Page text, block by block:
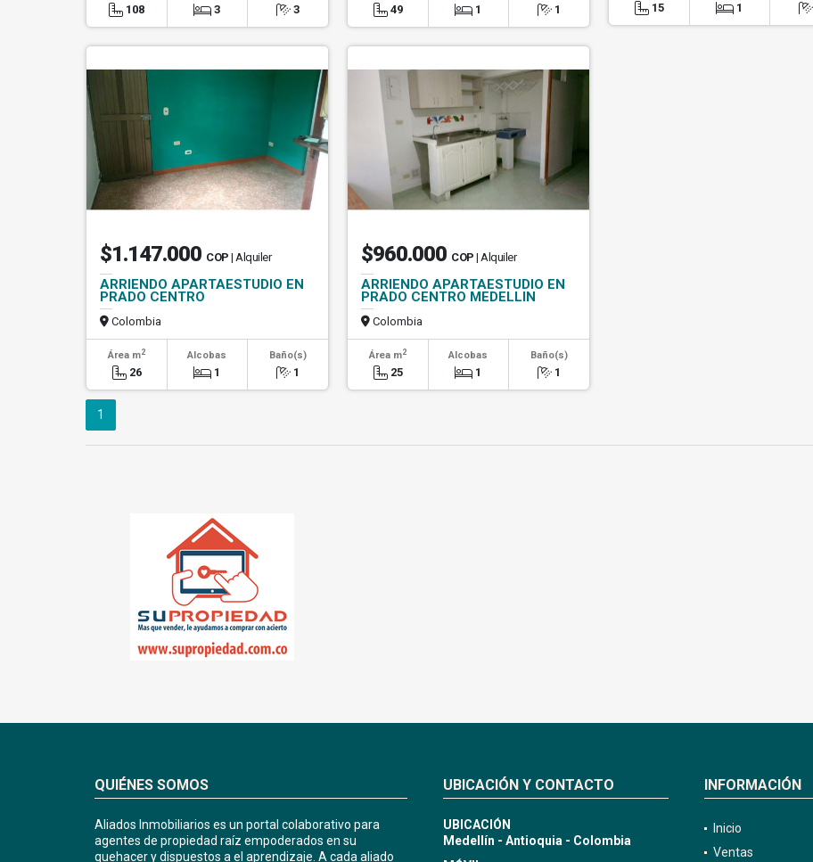
108 3 3 49 1 1 15 1
$1.147.000 COP | Alquiler
ARRIENDO APARTAESTUDIO EN
PRADO CENTRO
Colombia
Área m2
26
Alcobas
1
Baño(s)
1
$960.000 COP | Alquiler
ARRIENDO APARTAESTUDIO EN
PRADO CENTRO MEDELLIN
Colombia
Área m2
25
Alcobas
1
Baño(s)
1
1
QUIÉNES SOMOS
Aliados Inmobiliarios es un portal colaborativo para
agentes de propiedad raíz empoderados en su
quehacer y dispuestos a el aprendizaje. A cada aliado
UBICACIÓN Y CONTACTO
UBICACIÓN
Medellín - Antioquia - Colombia
INFORMACIÓN
Inicio
Ventas